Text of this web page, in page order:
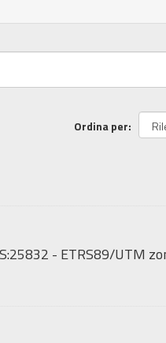
Ordina per
- ETRS89/UTM